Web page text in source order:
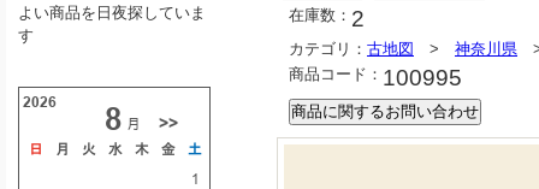
在庫数： 2
カテゴリ： 古地図 > 神奈川県
商品コード： 100995
よい商品を日夜探していま
す